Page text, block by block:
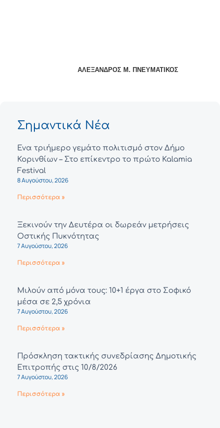
ΑΛΕΞΑΝΔΡΟΣ Μ. ΠΝΕΥΜΑΤΙΚΟΣ
Σημαντικά Νέα
Ένα τριήμερο γεμάτο πολιτισμό στον Δήμο
Κορινθίων – Στο επίκεντρο το πρώτο Kalamia
Festival
8 Αυγούστου, 2026
Περισσότερα »
Ξεκινούν την Δευτέρα οι δωρεάν μετρήσεις
Οστικής Πυκνότητας
7 Αυγούστου, 2026
Περισσότερα »
Μιλούν από μόνα τους: 10+1 έργα στο Σοφικό
μέσα σε 2,5 χρόνια
7 Αυγούστου, 2026
Περισσότερα »
Πρόσκληση τακτικής συνεδρίασης Δημοτικής
Επιτροπής στις 10/8/2026
7 Αυγούστου, 2026
Περισσότερα »